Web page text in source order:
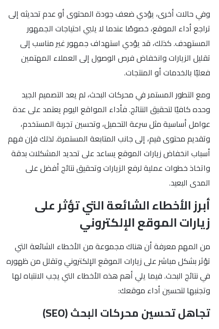
وفي حالات أخرى، يؤدي ضعف جودة المحتوى أو عدم تحديثه إلى
تراجع أداء الموقع، خصوصًا عندما لا يلبي احتياجات الجمهور
المستهدف. كذلك، قد يؤدي استهداف جمهور غير مناسب إلى
تقليل الزيارات وانخفاض فرص الوصول إلى العملاء المهتمين
فعليًا بالخدمات أو المنتجات.
ومع التطور المستمر في محركات البحث، لم يعد التصميم الجيد
وحده كافيًا لتحقيق النتائج. فأداء المواقع اليوم يعتمد على عدة
عوامل أساسية مثل سرعة التحميل، وتحسين تجربة المستخدم،
وتقديم محتوى قيم، إلى جانب المتابعة المستمرة. لذلك فإن فهم
أسباب انخفاض زيارات الموقع يساعد على تحديد المشكلات بدقة
واتخاذ خطوات عملية لرفع الزيارات وتحقيق نتائج أفضل على
المدى البعيد.
أبرز الأخطاء الشائعة التي تؤثر على
زيارات الموقع الإلكتروني
من المهم معرفة أن هناك مجموعة من الأخطاء الشائعة التي
تؤثر بشكل مباشر على زيارات الموقع الإلكتروني وتقلل من ظهوره
في نتائج البحث. فيما يلي أهم هذه الأخطاء التي يجب الانتباه لها
وتجنبها لتحسين أداء موقعك:
تجاهل تحسين محركات البحث (SEO)